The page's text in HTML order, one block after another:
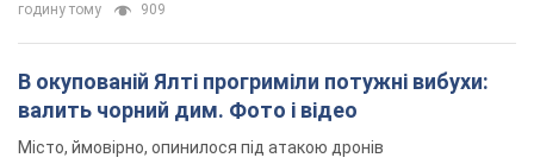
годину тому 909
В окупованій Ялті прогриміли потужні вибухи:
валить чорний дим. Фото і відео
Місто, ймовірно, опинилося під атакою дронів